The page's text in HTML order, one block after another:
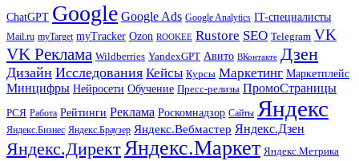
ChatGPT Google Google Ads Google Analytics IT-специалисты
Mail.ru myTarget myTracker Ozon ROOKEE Rustore SEO Telegram VK
VK Реклама Wildberries YandexGPT Авито ВКонтакте Дзен
Дизайн Исследования Кейсы Курсы Маркетинг Маркетплейс
Минцифры Нейросети Обучение Пресс-релизы ПромоСтраницы
РСЯ Работа Рейтинги Реклама Роскомнадзор Сайты Яндекс
Яндекс.Бизнес Яндекс.Браузер Яндекс.Вебмастер Яндекс.Дзен
Яндекс.ДиректЯндекс.Маркет Яндекс.Метрика